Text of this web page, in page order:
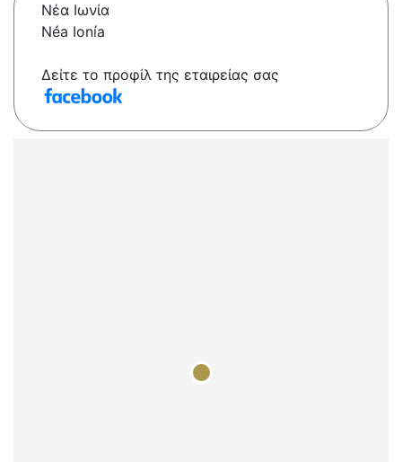
Νέα Ιωνία
Néa Ionía
Δείτε το προφίλ της εταιρείας σας